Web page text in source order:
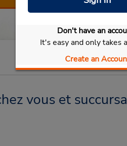
Sélectionner ma
Don't have an
It's easy and only takes
Create an
vous et